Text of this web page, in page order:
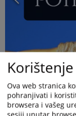
Ova web stranica
pohranjivati i
browsera i vašeg